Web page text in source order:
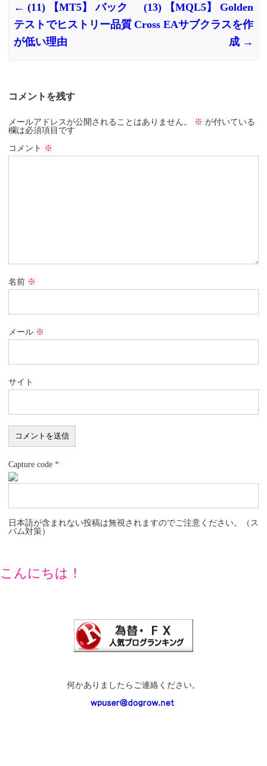
← (11) 【MT5】 バック
テストでヒストリー品質
が低い理由
(13) 【MQL5】 Golden
Cross EAサブクラスを作
成 →
コメントを残す
メールアドレスが公開されることはありません。 ※ が付いている
欄は必須項目です
コメント ※
名前 ※
メール ※
サイト
Capture code *
日本語が含まれない投稿は無視されますのでご注意ください。（ス
パム対策）
こんにちは！
何かありましたらご連絡ください。